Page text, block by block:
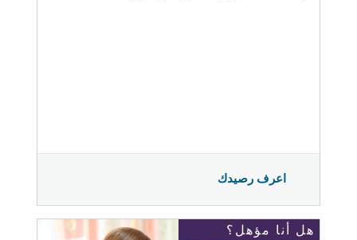
اعرف رصيدك
هل أنا مؤهل؟